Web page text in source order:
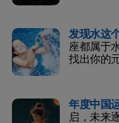
发现水这
座都属于
找出你的
年度中国
启，未来